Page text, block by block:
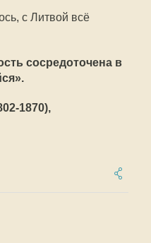
с Литвой всё
сосредоточена в
1870),